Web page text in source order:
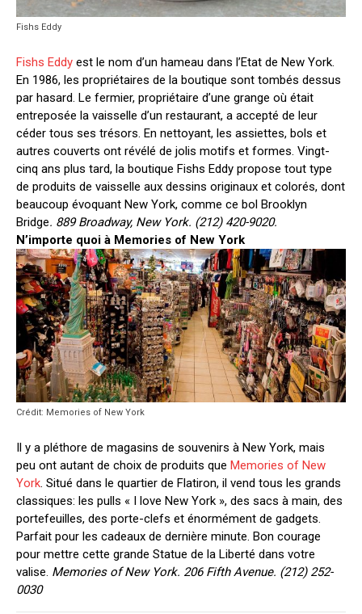
Fishs Eddy
Fishs Eddy est le nom d’un hameau dans l’Etat de New York.
En 1986, les propriétaires de la boutique sont tombés dessus
par hasard. Le fermier, propriétaire d’une grange où était
entreposée la vaisselle d’un restaurant, a accepté de leur
céder tous ses trésors. En nettoyant, les assiettes, bols et
autres couverts ont révélé de jolis motifs et formes. Vingt-
cinq ans plus tard, la boutique Fishs Eddy propose tout type
de produits de vaisselle aux dessins originaux et colorés, dont
beaucoup évoquant New York, comme ce bol Brooklyn
Bridge. 889 Broadway, New York. (212) 420-9020.
N’importe quoi à Memories of New York
Crédit: Memories of New York
Il y a pléthore de magasins de souvenirs à New York, mais
peu ont autant de choix de produits que Memories of New
York. Situé dans le quartier de Flatiron, il vend tous les grands
classiques: les pulls « I love New York », des sacs à main, des
portefeuilles, des porte-clefs et énormément de gadgets.
Parfait pour les cadeaux de dernière minute. Bon courage
pour mettre cette grande Statue de la Liberté dans votre
valise. Memories of New York. 206 Fifth Avenue. (212) 252-
0030